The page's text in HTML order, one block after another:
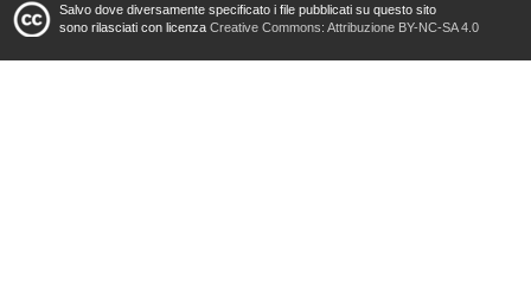
Salvo dove diversamente specificato i file pubblicati su questo sito
sono rilasciati con licenza Creative Commons: Attribuzione BY-NC-SA 4.0